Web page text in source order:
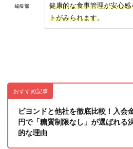
編集部
健康的な食事管理が安心
トがみられます。
おすすめ記事
ビヨンドと他社を徹底比較！入会
円で「糖質制限なし」が選ばれる
的な理由